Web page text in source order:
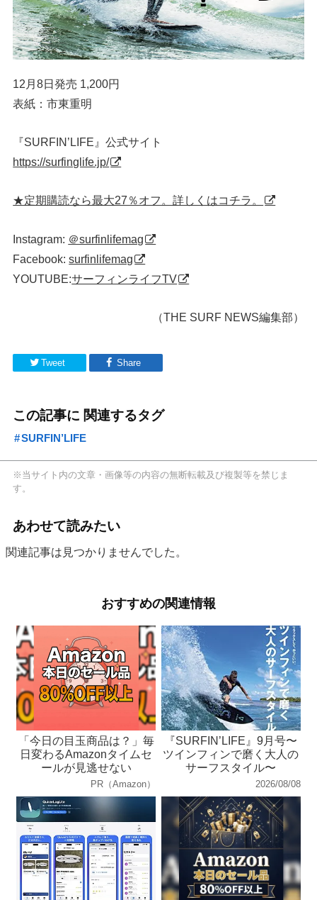
12月8日発売 1,200円
表紙：市東重明
『SURFIN’LIFE』公式サイト
https://surfinglife.jp/
★定期購読なら最大27％オフ。詳しくはコチラ。
Instagram: ＠surfinlifemag
Facebook:surfinlifemag
YOUTUBE:サーフィンライフTV
（THE SURF NEWS編集部）
Tweet Share
この記事に 関連するタグ
SURFIN’LIFE
※当サイト内の文章・画像等の内容の無断転載及び複製等を禁じま
す。
あわせて読みたい
関連記事は見つかりませんでした。
おすすめの関連情報
「今日の目玉商品は？」毎
日変わるAmazonタイムセ
ールが見逃せない
PR（Amazon）
『SURFIN’LIFE』9月号〜
ツインフィンで磨く大人の
サーフスタイル〜
2026/08/08